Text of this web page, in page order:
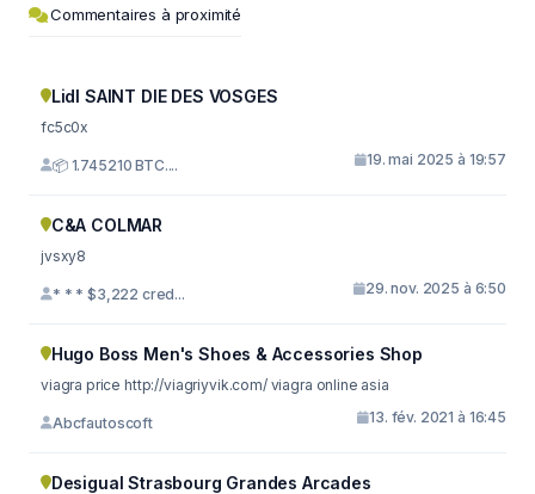
Commentaires à proximité
Lidl SAINT DIE DES VOSGES
fc5c0x
📦 1.745210 BTC.... 19. mai 2025 à 19:57
C&A COLMAR
jvsxy8
* * * $3,222 cred... 29. nov. 2025 à 6:50
Hugo Boss Men's Shoes & Accessories Shop
viagra price http://viagriyvik.com/ viagra online asia
Abcfautoscoft 13. fév. 2021 à 16:45
Desigual Strasbourg Grandes Arcades